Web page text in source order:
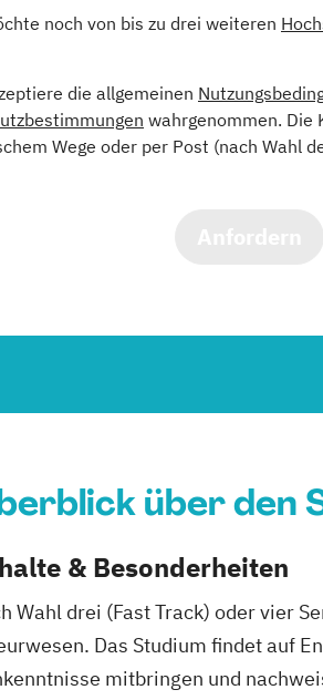
noch von bis zu drei weiteren
die allgemeinen
wahrgenommen. Die
Wege oder per Post (nach Wahl
über den
& Besonderheiten
Wahl drei (Fast Track) oder vier
Das Studium findet auf
mitbringen und